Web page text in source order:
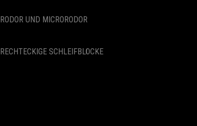
RODOR UND MICRORODOR
RECHTECKIGE SCHLEIFBLÖCKE